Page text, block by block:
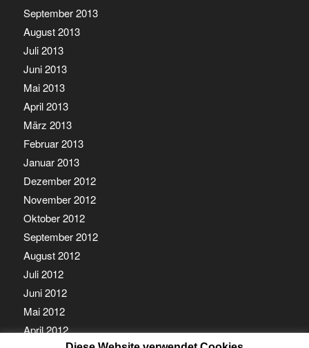
September 2013
August 2013
Juli 2013
Juni 2013
Mai 2013
April 2013
März 2013
Februar 2013
Januar 2013
Dezember 2012
November 2012
Oktober 2012
September 2012
August 2012
Juli 2012
Juni 2012
Mai 2012
April 2012